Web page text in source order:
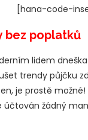
[hana-code-
bez poplatků
lidem
trendy půjčku
je prostě
žádný